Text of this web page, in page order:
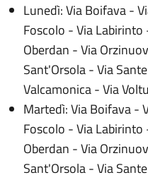
​Lunedì: ​Via Boifava -
Foscolo - Via
Oberdan - Via
Sant'Orsola - Via
Valcamonica - Via
​Martedì: ​Via Boifava -
Foscolo - Via
Oberdan - Via
Sant'Orsola - Via